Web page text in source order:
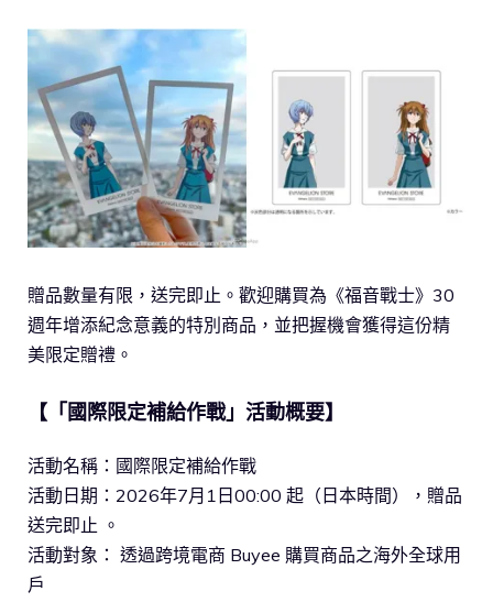
贈品數量有限，送完即止。歡迎購買為《福音戰士》30
週年增添紀念意義的特別商品，並把握機會獲得這份精
美限定贈禮。
【「國際限定補給作戰」活動概要】
活動名稱：國際限定補給作戰
活動日期：2026年7月1日00:00 起（日本時間），贈品
送完即止 。
活動對象： 透過跨境電商 Buyee 購買商品之海外全球用
戶